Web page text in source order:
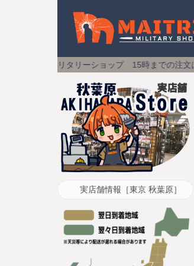
リーショップ 15時までの注文は 土日祝も即日発
実店舗情報［東京 秋葉原］